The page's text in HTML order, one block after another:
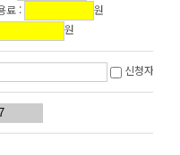
료 :
원
원
신청자와 동